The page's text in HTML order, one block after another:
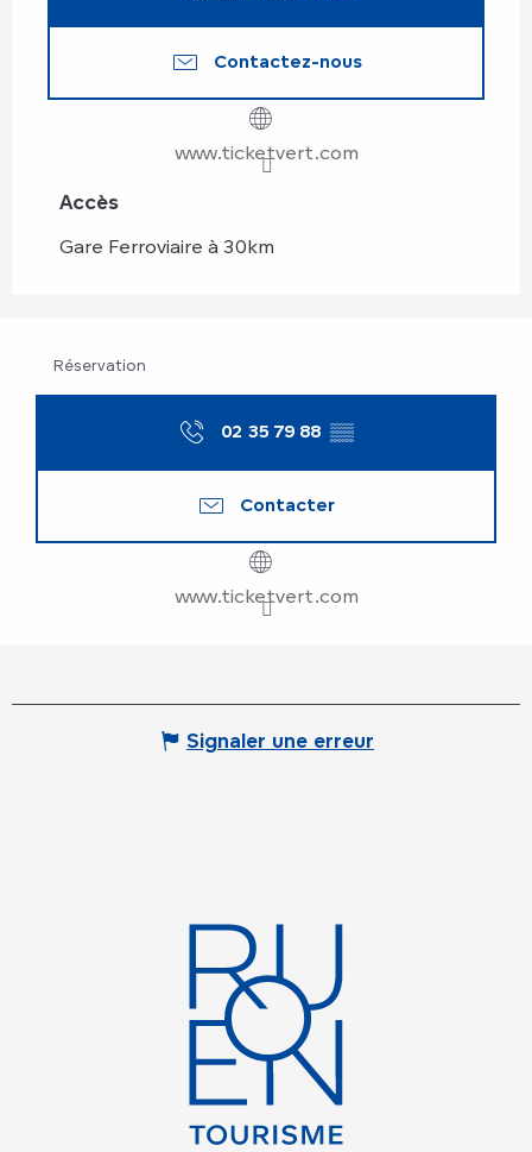
Contactez-nous
www.ticketvert.com
Accès
Accès
Gare Ferroviaire à 30km
Réservation
02 35 79 88 ▒▒
Contacter
www.ticketvert.com
Signaler une erreur